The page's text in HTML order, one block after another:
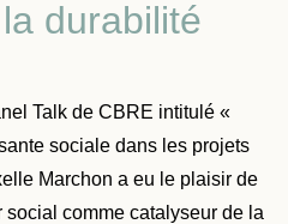
durabilité
Talk de CBRE intitulé «
sociale dans les projets
Marchon a eu le plaisir de
comme catalyseur de la